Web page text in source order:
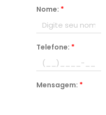
Nome: *
Telefone: *
Mensagem: *